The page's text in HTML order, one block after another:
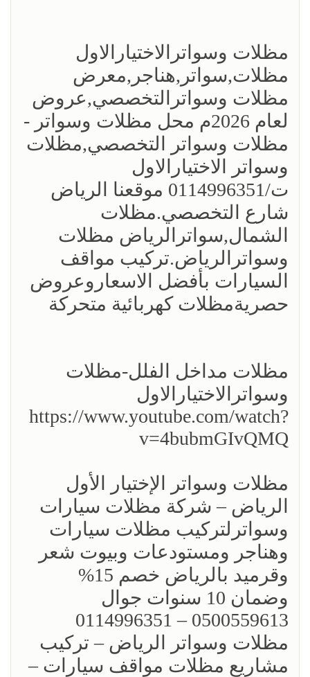
مظلات وسواترالاختيارالاول
مظلات,سواتر,هناجر,معرض
مظلات وسواترالتخصصي,عروض
لعام 2026م محل مظلات وسواتر -
مظلات وسواتر التخصصي,مظلات
وسواتر الاختيارالاول
ت/0114996351 موقعنا الرياض
شارع التخصصي.مظلات
الشمال,سواترالرياض مظلات
وسواترالرياض.تركيب مواقف
السيارات بأفضل الاسعاروعروض
حصريةمظلات كهربائية متحركة
مظلات مداخل الفلل-مظلات
وسواترالاختيارالاول
https://www.youtube.com/watch?
v=4bubmGIvQMQ
مظلات وسواتر الإختيار الأول
الرياض – شركة مظلات سيارات
وسواترلتركيب مظلات سيارات
وهناجر ومستودعات وبيوت شعر
وقرميد بالرياض خصم 15%
‏وضمان 10 سنوات جوال
0500559613 – 0114996351‎
مظلات وسواتر الرياض – تركيب
مشاريع مظلات مواقف سيارات –